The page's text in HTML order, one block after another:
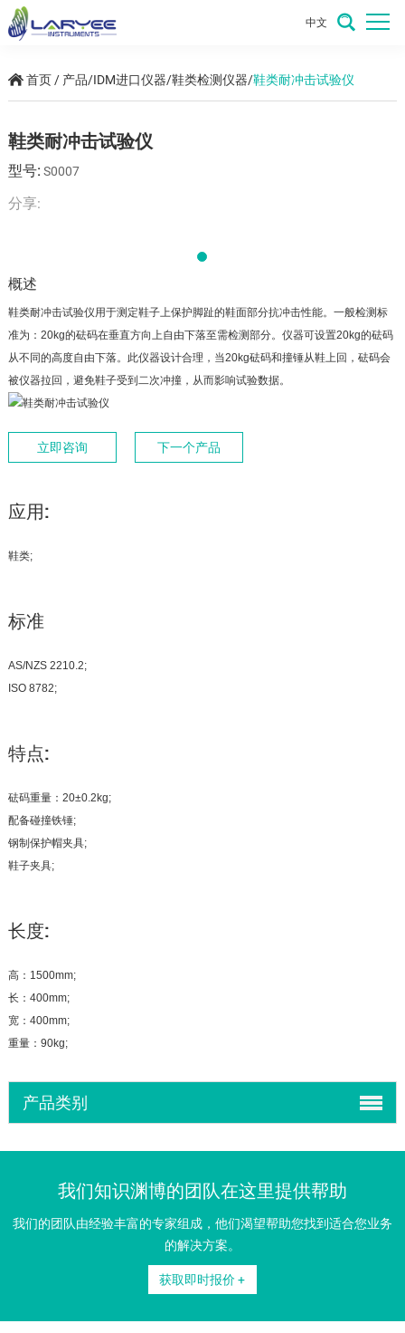
中文
首页 / 产品/IDM进口仪器/鞋类检测仪器/鞋类耐冲击试验仪
鞋类耐冲击试验仪
型号: S0007
分享:
概述
鞋类耐冲击试验仪用于测定鞋子上保护脚趾的鞋面部分抗冲击性能。一般检测标
准为：20kg的砝码在垂直方向上自由下落至需检测部分。仪器可设置20kg的砝码
从不同的高度自由下落。此仪器设计合理，当20kg砝码和撞锤从鞋上回，砝码会
被仪器拉回，避免鞋子受到二次冲撞，从而影响试验数据。
立即咨询 下一个产品
应用:
鞋类;
标准
AS/NZS 2210.2;
ISO 8782;
特点:
砝码重量：20±0.2kg;
配备碰撞铁锤;
钢制保护帽夹具;
鞋子夹具;
长度:
高：1500mm;
长：400mm;
宽：400mm;
重量：90kg;
产品类别
我们知识渊博的团队在这里提供帮助
我们的团队由经验丰富的专家组成，他们渴望帮助您找到适合您业务
的解决方案。
获取即时报价 +